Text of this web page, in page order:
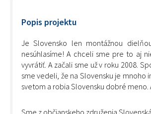
Popis projektu
Je Slovensko len montážnou
nesúhlasíme! A chceli sme pre to aj
vyvrátiť. A začali sme už v roku 2008.
sme vedeli, že na Slovensku je
svetom a robia Slovensku dobré meno.
Sme z občianskeho združenia